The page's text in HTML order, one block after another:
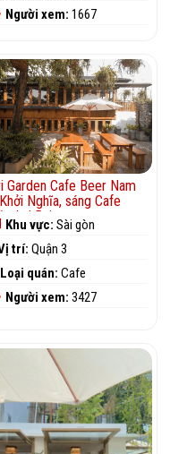
Người xem: 1667
Garden Cafe Beer Nam
Nghĩa, sáng Cafe
Lai Rai
Khu vực: Sài gòn
trí: Quận 3
Loại quán: Cafe
Người xem: 3427